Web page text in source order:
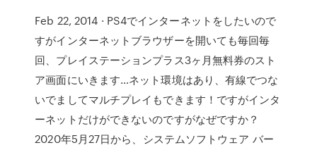
Feb 22, 2014 · PS4でインターネットをしたいので
すがインターネットブラウザーを開いても毎回毎
回、プレイステーションプラス3ヶ月無料券のスト
ア画面にいきます…ネット環境はあり、有線でつな
いでましてマルチプレイもできます！ですがインタ
ーネットだけができないのですがなぜですか？
2020年5月27日から、システムソフトウェア バー